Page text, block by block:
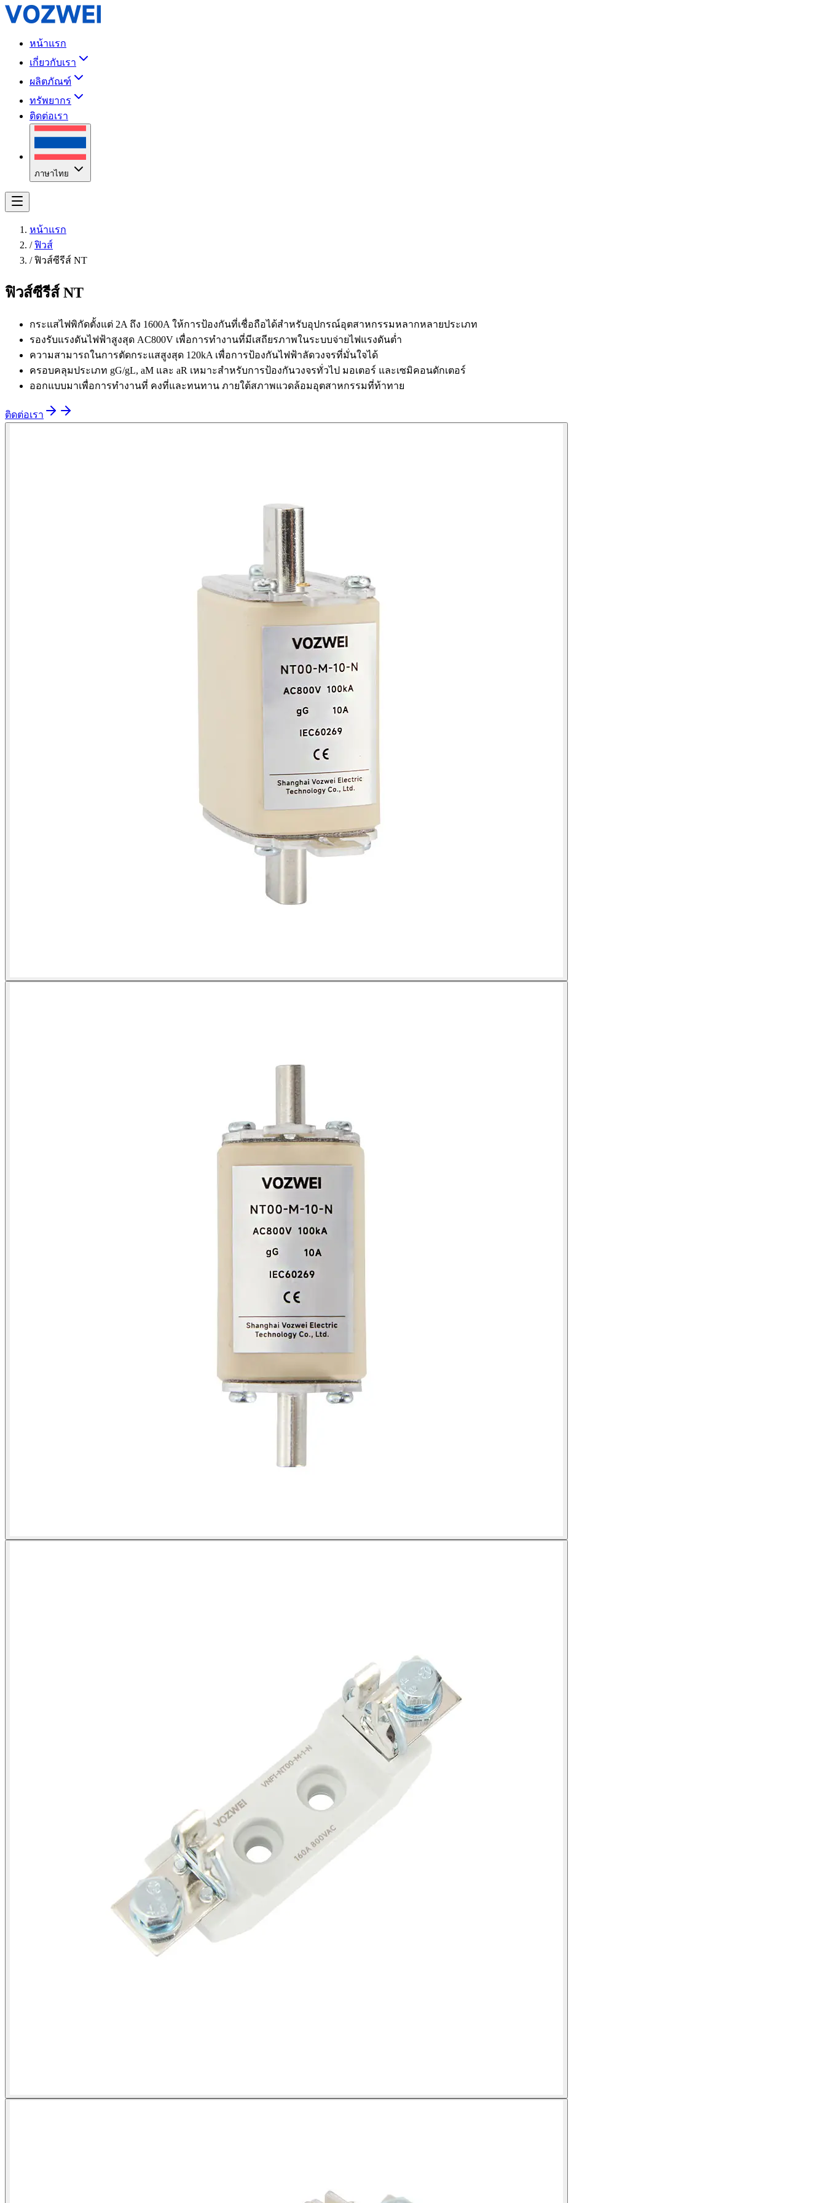
หน้าแรก
เกี่ยวกับเรา
ผลิตภัณฑ์
ทรัพยากร
ติดต่อเรา
ภาษาไทย
หน้าแรก
/ฟิวส์
/ฟิวส์ซีรีส์ NT
ฟิวส์ซีรีส์ NT
กระแสไฟพิกัดตั้งแต่ 2A ถึง 1600A ให้การป้องกันที่เชื่อถือได้สำหรับอุปกรณ์อุตสาหกรรมหลากหลายประเภท
รองรับแรงดันไฟฟ้าสูงสุด AC800V เพื่อการทำงานที่มีเสถียรภาพในระบบจ่ายไฟแรงดันต่ำ
ความสามารถในการตัดกระแสสูงสุด 120kA เพื่อการป้องกันไฟฟ้าลัดวงจรที่มั่นใจได้
ครอบคลุมประเภท gG/gL, aM และ aR เหมาะสำหรับการป้องกันวงจรทั่วไป มอเตอร์ และเซมิคอนดักเตอร์
ออกแบบมาเพื่อการทำงานที่ คงที่และทนทาน ภายใต้สภาพแวดล้อมอุตสาหกรรมที่ท้าทาย
ติดต่อเรา